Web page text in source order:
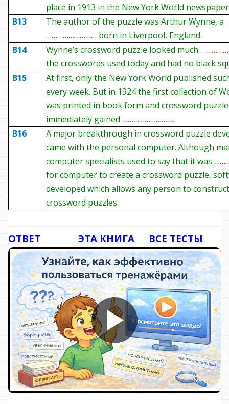
place in 1913 in the New York World
B13
The author of the puzzle was Arthur Wynne, a
……………………… born in Liverpool, England.
B14
Wynne’s crossword puzzle looked much
the crosswords used today and had no black
B15
At first, only the New York World published
every week. But in 1924 the first collection of
was printed in book form and crossword
immediately gained……………………….
B16
A major breakthrough in crossword puzzle
came with the personal computer. Although
computer specialists used to say that it was
for computer to create a crossword puzzle,
developed which allows any person to
crossword puzzles.
ОТВЕТ ЭТА КНИГА ВСЕ ТЕСТЫ